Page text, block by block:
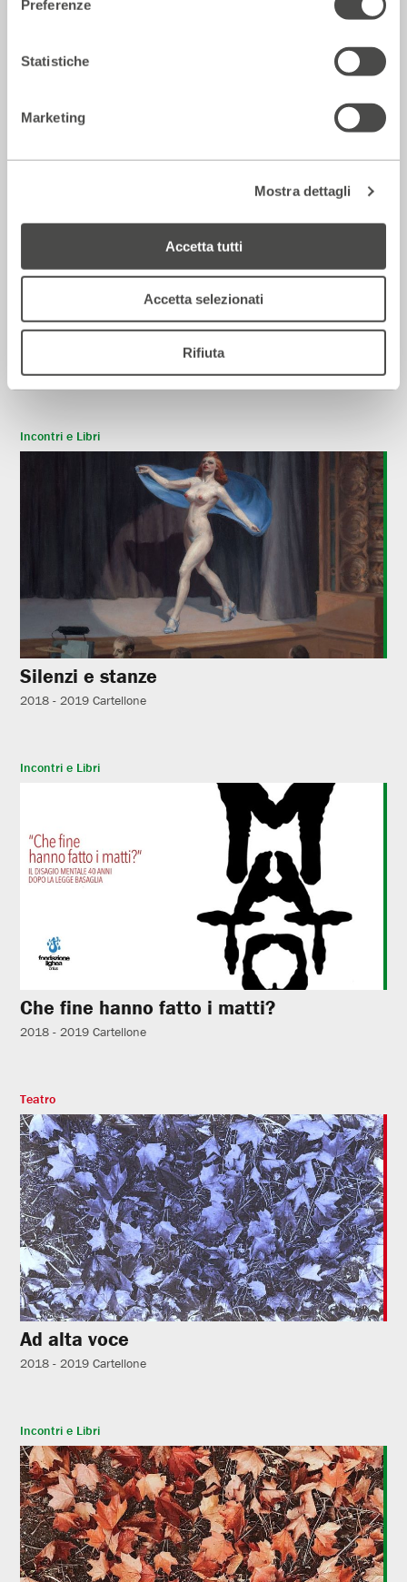
Preferenze
Statistiche
Marketing
Mostra dettagli
Accetta tutti
Accetta selezionati
Rifiuta
Linguaggio, ritmo, respiro e presenza
nel teatro di William Shakespeare
2018 - 2019
Incontri e Libri
Silenzi e stanze
2018 - 2019 Cartellone
Incontri e Libri
Che fine hanno fatto i matti?
2018 - 2019 Cartellone
Teatro
Ad alta voce
2018 - 2019 Cartellone
Incontri e Libri